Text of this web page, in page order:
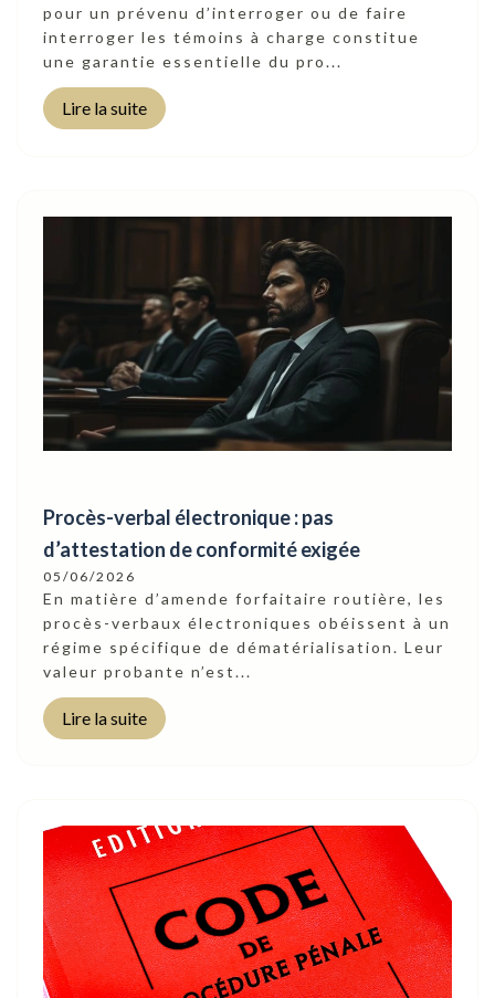
pour un prévenu d’interroger ou de faire
interroger les témoins à charge constitue
une garantie essentielle du pro...
Lire la suite
Procès-verbal électronique : pas
d’attestation de conformité exigée
05/06/2026
En matière d’amende forfaitaire routière, les
procès-verbaux électroniques obéissent à un
régime spécifique de dématérialisation. Leur
valeur probante n’est...
Lire la suite